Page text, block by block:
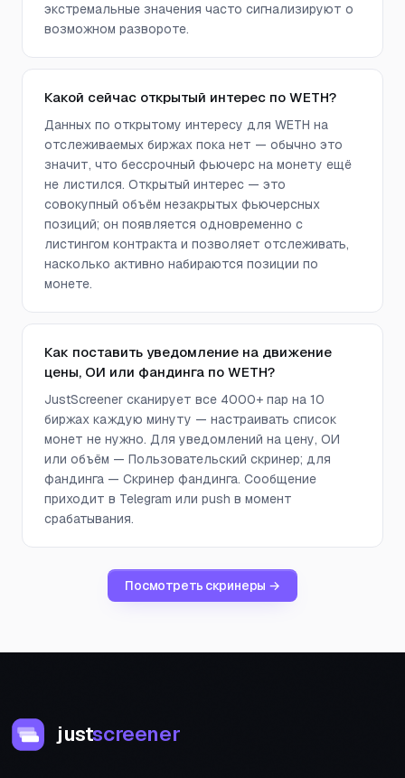
экстремальные значения часто сигнализируют о
возможном развороте.
Какой сейчас открытый интерес по WETH?
Данных по открытому интересу для WETH на
отслеживаемых биржах пока нет — обычно это
значит, что бессрочный фьючерс на монету ещё
не листился. Открытый интерес — это
совокупный объём незакрытых фьючерсных
позиций; он появляется одновременно с
листингом контракта и позволяет отслеживать,
насколько активно набираются позиции по
монете.
Как поставить уведомление на движение
цены, ОИ или фандинга по WETH?
JustScreener сканирует все 4000+ пар на 10
биржах каждую минуту — настраивать список
монет не нужно. Для уведомлений на цену, ОИ
или объём — Пользовательский скринер; для
фандинга — Скринер фандинга. Сообщение
приходит в Telegram или push в момент
срабатывания.
Посмотреть скринеры →
justscreener